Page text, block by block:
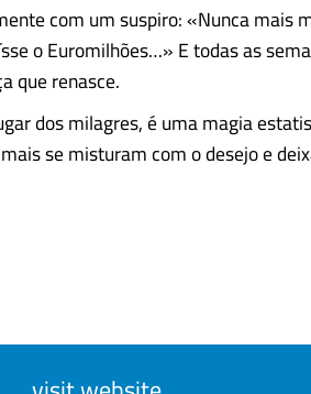
com um suspiro: «Nunca mais
o Euromilhões…» E todas as
que renasce.
dos milagres, é uma magia
se misturam com o desejo e